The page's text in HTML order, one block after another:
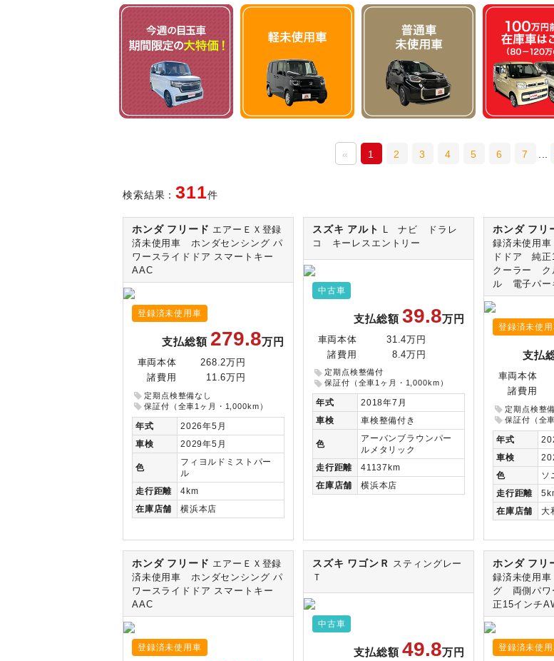
« 1 2 3 4 5 6 7
検索結果：311件
ホンダ フリード エアーＥＸ登録
済未使用車 ホンダセンシング パ
ワースライドドア スマートキー
AAC
登録済未使用車
支払総額 279.8万円
車両本体
268.2万円
諸費用
11.6万円
定期点検整備なし
保証付（全車1ヶ月・1,000km）
年式
2026年5月
車検
2029年5月
色
フィヨルドミストパー
ル
走行距離
4km
在庫店舗 横浜本店
スズキ アルト
L ナビ ドラレ
コ キーレスエントリー
中古車
支払総額39.8万円
車両本体
31.4万円
諸費用
8.4万円
定期点検整備付
保証付（全車1ヶ月・1,000km）
年式
2018年7月
車検
車検整備付き
色
アーバンブラウンパー
ルメタリック
走行距離
41137km
在庫店舗 横浜本店
ホンダ フリ
録済未使用
ドドア 純
クーラー ク
ル 電子パー
登録済未使
支払
車両本体
諸費用
定期点検整
保証付（全
年式
車検
色
ソ
走行距離
在庫店舗 大
ホンダ フリード エアーＥＸ登録
済未使用車 ホンダセンシング パ
ワースライドドア スマートキー
AAC
登録済未使用車
スズキ ワゴンＲ
スティングレー
Ｔ
中古車
支払総額49.8万円
ホンダ フリ
録済未使用
グ 両側パワ
正15インチ
登録済未使